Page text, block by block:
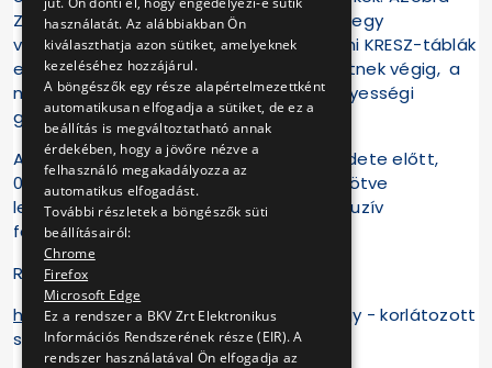
Zebi foglalkoztató sarokban a kisebbek egy
városrészletet ábrázoló molinón – a mini KRESZ-táblák
elhelyezése után – játékautókkal mehetnek végig, a
nagyobbakat pedig bójákkal kirakott ügyességi
gokartpálya várja.
A nyílt nap nyilvános eseményeinek kezdete előtt,
09.30-10:00 óra között regisztrációhoz kötve
lehetőséget biztosítunk a járművek exkluzív
fotózására.
Regisztrálni online a
https://www.bkv.hu/visits/63címen, vagy - korlátozott
számban - a helyszínen lehet.
használatát. Az alábbiakban Ön
kiválaszthatja azon sütiket, amelyeknek
kezeléséhez hozzájárul.
A böngészők egy része alapértelmezettként
automatikusan elfogadja a sütiket, de ez a
beállítás is megváltoztatható annak
érdekében, hogy a jövőre nézve a
felhasználó megakadályozza az
automatikus elfogadást.
További részletek a böngészők süti
beállításairól:
Chrome
Firefox
Microsoft Edge
Ez a rendszer a BKV Zrt Elektronikus
Információs Rendszerének része (EIR). A
rendszer használatával Ön elfogadja az